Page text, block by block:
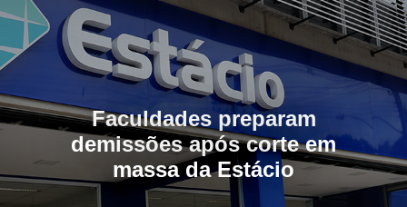
Faculdades preparam
demissões após corte em
massa da Estácio